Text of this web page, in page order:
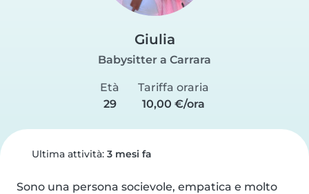
Giulia
Babysitter a Carrara
Età
29
Tariffa oraria
10,00 €/ora
Ultima attività: 3 mesi fa
Sono una persona socievole, empatica e molto